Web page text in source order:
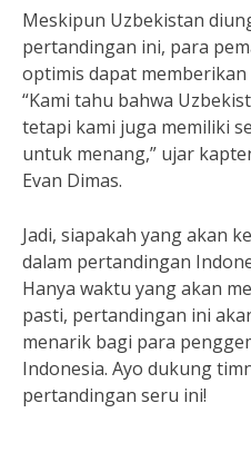
Meskipun Uzbekistan
pertandingan ini, para
optimis dapat
“Kami tahu bahwa
tetapi kami juga memiliki
untuk menang,” ujar
Evan Dimas.
Jadi, siapakah yang akan
dalam pertandingan
Hanya waktu yang akan
pasti, pertandingan ini
menarik bagi para
Indonesia. Ayo dukung
pertandingan seru ini!